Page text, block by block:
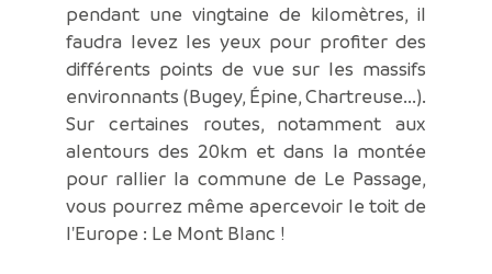
pendant une vingtaine de kilomètres, il
faudra levez les yeux pour profiter des
différents points de vue sur les massifs
environnants (Bugey, Épine, Chartreuse...).
Sur certaines routes, notamment aux
alentours des 20km et dans la montée
pour rallier la commune de Le Passage,
vous pourrez même apercevoir le toit de
l'Europe : Le Mont Blanc !